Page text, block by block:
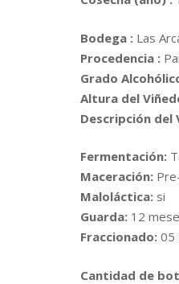
Bodega :Las
Procedencia :
Grado
Altura del
Descripción del
Fermentación:
Maceración:
Maloláctica:si
Guarda:12
Fraccionado: 05
Cantidad de